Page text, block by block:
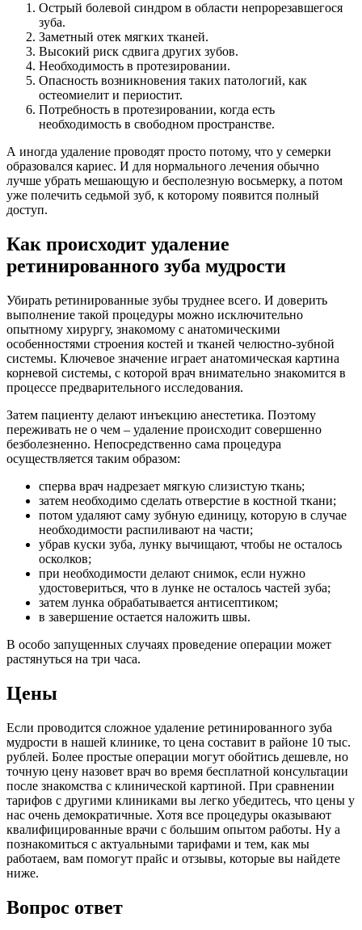
Острый болевой синдром в области непрорезавшегося
зуба.
Заметный отек мягких тканей.
Высокий риск сдвига других зубов.
Необходимость в протезировании.
Опасность возникновения таких патологий, как
остеомиелит и периостит.
Потребность в протезировании, когда есть
необходимость в свободном пространстве.
А иногда удаление проводят просто потому, что у семерки
образовался кариес. И для нормального лечения обычно
лучше убрать мешающую и бесполезную восьмерку, а потом
уже полечить седьмой зуб, к которому появится полный
доступ.
Как происходит удаление
ретинированного зуба мудрости
Убирать ретинированные зубы труднее всего. И доверить
выполнение такой процедуры можно исключительно
опытному хирургу, знакомому с анатомическими
особенностями строения костей и тканей челюстно-зубной
системы. Ключевое значение играет анатомическая картина
корневой системы, с которой врач внимательно знакомится в
процессе предварительного исследования.
Затем пациенту делают инъекцию анестетика. Поэтому
переживать не о чем – удаление происходит совершенно
безболезненно. Непосредственно сама процедура
осуществляется таким образом:
сперва врач надрезает мягкую слизистую ткань;
затем необходимо сделать отверстие в костной ткани;
потом удаляют саму зубную единицу, которую в случае
необходимости распиливают на части;
убрав куски зуба, лунку вычищают, чтобы не осталось
осколков;
при необходимости делают снимок, если нужно
удостовериться, что в лунке не осталось частей зуба;
затем лунка обрабатывается антисептиком;
в завершение остается наложить швы.
В особо запущенных случаях проведение операции может
растянуться на три часа.
Цены
Если проводится сложное удаление ретинированного зуба
мудрости в нашей клинике, то цена составит в районе 10 тыс.
рублей. Более простые операции могут обойтись дешевле, но
точную цену назовет врач во время бесплатной консультации
после знакомства с клинической картиной. При сравнении
тарифов с другими клиниками вы легко убедитесь, что цены у
нас очень демократичные. Хотя все процедуры оказывают
квалифицированные врачи с большим опытом работы. Ну а
познакомиться с актуальными тарифами и тем, как мы
работаем, вам помогут прайс и отзывы, которые вы найдете
ниже.
Вопрос ответ